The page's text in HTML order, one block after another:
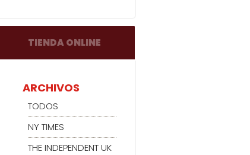
TIENDA ONLINE
ARCHIVOS
TODOS
NY TIMES
THE INDEPENDENT UK